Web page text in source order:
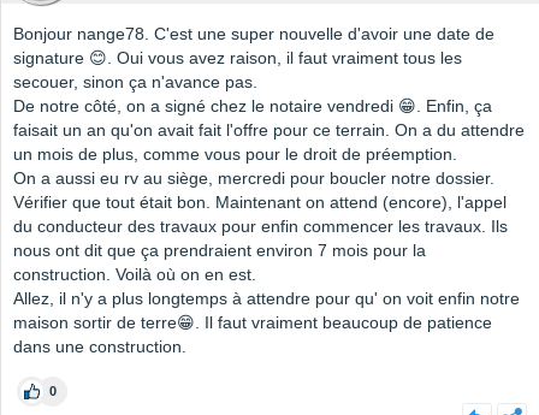
Bonjour nange78. C'est une super nouvelle d'avoir une date de
signature 😊. Oui vous avez raison, il faut vraiment tous les
secouer, sinon ça n'avance pas.
De notre côté, on a signé chez le notaire vendredi 😁. Enfin, ça
faisait un an qu'on avait fait l'offre pour ce terrain. On a du attendre
un mois de plus, comme vous pour le droit de préemption.
On a aussi eu rv au siège, mercredi pour boucler notre dossier.
Vérifier que tout était bon. Maintenant on attend (encore), l'appel
du conducteur des travaux pour enfin commencer les travaux. Ils
nous ont dit que ça prendraient environ 7 mois pour la
construction. Voilà où on en est.
Allez, il n'y a plus longtemps à attendre pour qu' on voit enfin notre
maison sortir de terre😁. Il faut vraiment beaucoup de patience
dans une construction.
0